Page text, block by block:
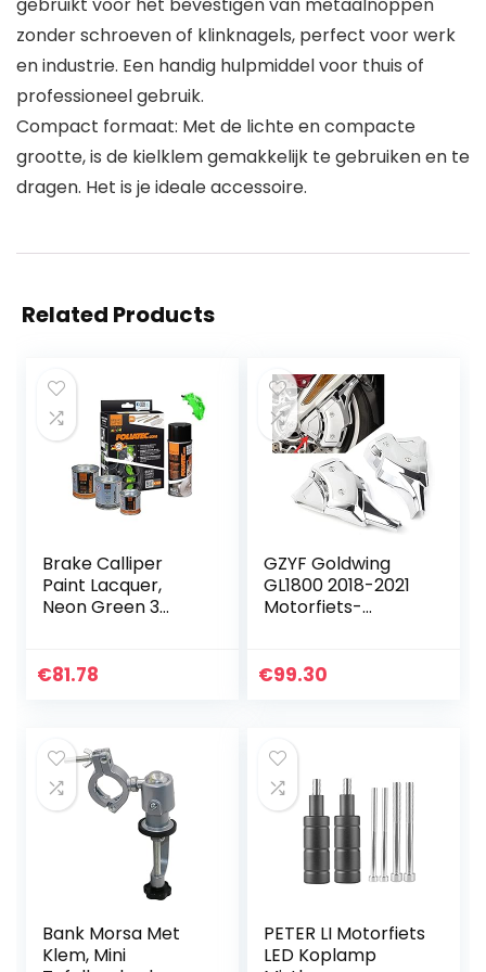
gebruikt voor het bevestigen van metaalnoppen
zonder schroeven of klinknagels, perfect voor werk
en industrie. Een handig hulpmiddel voor thuis of
professioneel gebruik.
Compact formaat: Met de lichte en compacte
grootte, is de kielklem gemakkelijk te gebruiken en te
dragen. Het is je ideale accessoire.
Related Products
Brake Calliper
Paint Lacquer,
Neon Green 3
€81.78
GZYF Goldwing
GL1800 2018-2021
Motorfiets-
€99.30
Bank Morsa Met
Klem, Mini
PETER LI Motorfiets
LED Koplamp